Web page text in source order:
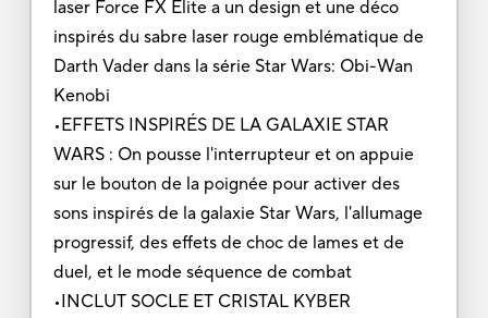
laser Force FX Elite a un design et une déco
inspirés du sabre laser rouge emblématique de
Darth Vader dans la série Star Wars: Obi-Wan
Kenobi
•EFFETS INSPIRÉS DE LA GALAXIE STAR
WARS : On pousse l'interrupteur et on appuie
sur le bouton de la poignée pour activer des
sons inspirés de la galaxie Star Wars, l'allumage
progressif, des effets de choc de lames et de
duel, et le mode séquence de combat
•INCLUT SOCLE ET CRISTAL KYBER